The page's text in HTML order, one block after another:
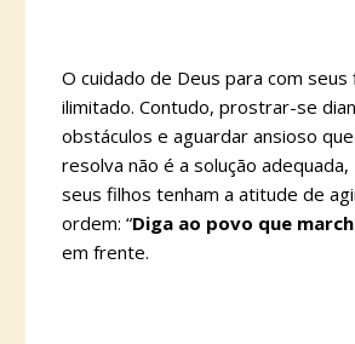
O cuidado de Deus para com seus
ilimitado. Contudo, prostrar-se
obstáculos e aguardar ansioso
resolva não é a solução
seus filhos tenham a atitude de
ordem: “Diga ao povo que
em frente.